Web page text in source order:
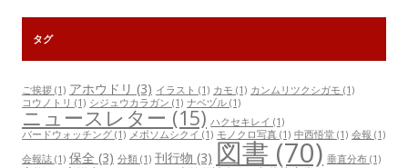
タグ
ご挨拶 (1) アホウドリ (3) イラスト (1) カモ (1) カンムリツクシガモ (1)
コウノトリ (1) シジュウカラガン (1) ナベヅル (1)
ニュースレター (15) ハクセキレイ (1)
バードウォッチング (1) メボソムシクイ (1) モノクロ写真 (1) 中西悟堂 (1) 会報 (1)
会報誌 (1) 保全 (3) 分類 (1) 刊行物 (3) 図書(70) 垂直分布 (1)